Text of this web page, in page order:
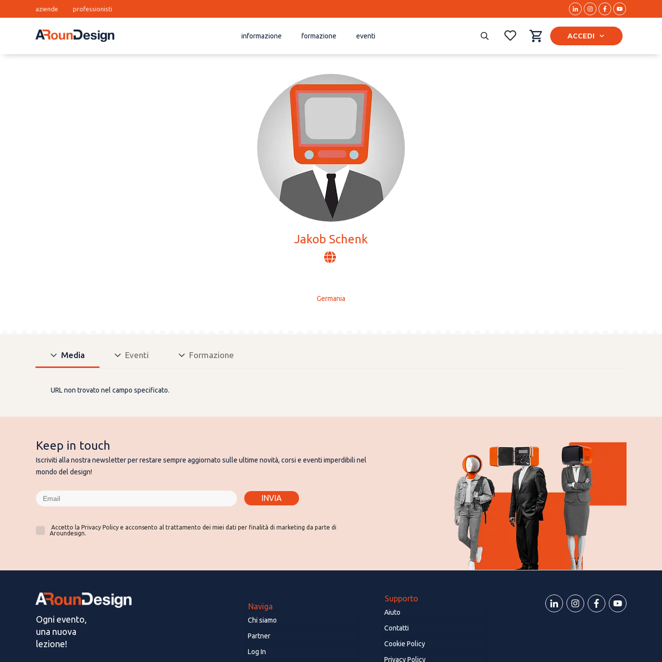
aziende professionisti
informazione formazione eventi ACCEDI
Jakob Schenk
Germania
Media Eventi Formazione
URL non trovato nel campo specificato.
Keep in touch
Iscriviti alla nostra newsletter per restare sempre aggiornato sulle ultime novità, corsi e eventi imperdibili nel
mondo del design!
INVIA
Accetto la Privacy Policy e acconsento al trattamento dei miei dati per finalità di marketing da parte di
Aroundesign.
Ogni evento,
una nuova
lezione!
Naviga
Chi siamo
Partner
Log In
Supporto
Aiuto
Contatti
Cookie Policy
Privacy Policy